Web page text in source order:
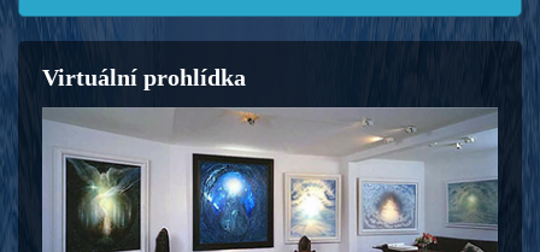
Virtuální prohlídka